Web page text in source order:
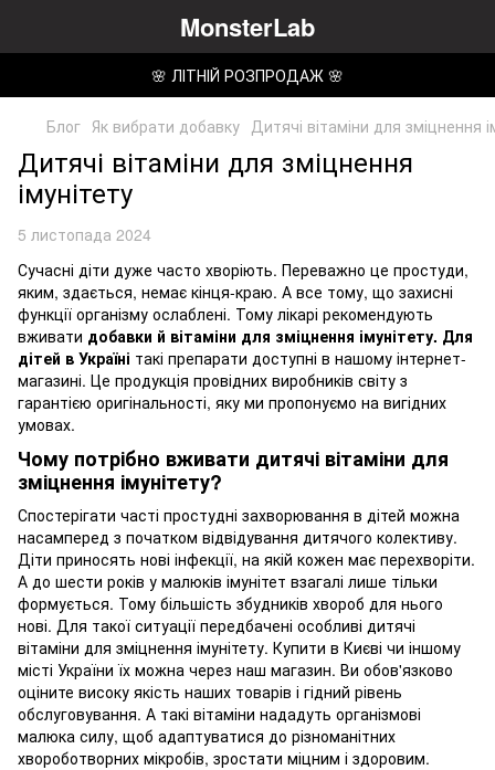
MonsterLab
🌸 ЛІТНІЙ РОЗПРОДАЖ 🌸
Блог Як вибрати добавку Дитячі вітаміни для зміцнення
Дитячі вітаміни для зміцнення
імунітету
5 листопада 2024
Сучасні діти дуже часто хворіють. Переважно це простуди,
яким, здається, немає кінця-краю. А все тому, що захисні
функції організму ослаблені. Тому лікарі рекомендують
вживати добавки й вітаміни для зміцнення імунітету. Для
дітей в Україні такі препарати доступні в нашому інтернет-
магазині. Це продукція провідних виробників світу з
гарантією оригінальності, яку ми пропонуємо на вигідних
умовах.
Чому потрібно вживати дитячі вітаміни для
зміцнення імунітету?
Спостерігати часті простудні захворювання в дітей можна
насамперед з початком відвідування дитячого колективу.
Діти приносять нові інфекції, на якій кожен має перехворіти.
А до шести років у малюків імунітет взагалі лише тільки
формується. Тому більшість збудників хвороб для нього
нові. Для такої ситуації передбачені особливі дитячі
вітаміни для зміцнення імунітету. Купити в Києві чи іншому
місті України їх можна через наш магазин. Ви обов'язково
оціните високу якість наших товарів і гідний рівень
обслуговування. А такі вітаміни нададуть організмові
малюка силу, щоб адаптуватися до різноманітних
хвороботворних мікробів, зростати міцним і здоровим.